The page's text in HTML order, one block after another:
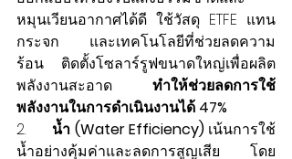
หมุนเวียนอากาศได้ดี ใช้วัสดุ ETFE แทน
กระจก และเทคโนโลยีที่ช่วยลดความ
ร้อน ติดตั้งโซลาร์รูฟขนาดใหญ่เพื่อผลิต
พลังงานสะอาด ทำให้ช่วยลดการใช้
พลังงานในการดำเนินงานได้ 47%
2. น้ำ (Water Efficiency) เน้นการใช้
น้ำอย่างคุ้มค่าและลดการสูญเสีย โดย